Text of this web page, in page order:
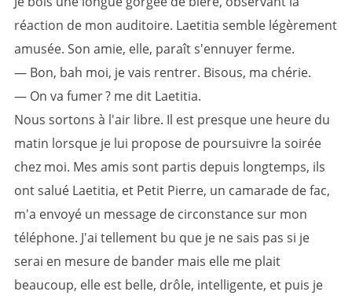
réaction de mon auditoire. Laetitia semble légèrement
amusée. Son amie, elle, paraît s'ennuyer ferme.
— Bon, bah moi, je vais rentrer. Bisous, ma chérie.
— On va fumer ? me dit Laetitia.
Nous sortons à l'air libre. Il est presque une heure du
matin lorsque je lui propose de poursuivre la soirée
chez moi. Mes amis sont partis depuis longtemps, ils
ont salué Laetitia, et Petit Pierre, un camarade de fac,
m'a envoyé un message de circonstance sur mon
téléphone. J'ai tellement bu que je ne sais pas si je
serai en mesure de bander mais elle me plait
beaucoup, elle est belle, drôle, intelligente, et puis je